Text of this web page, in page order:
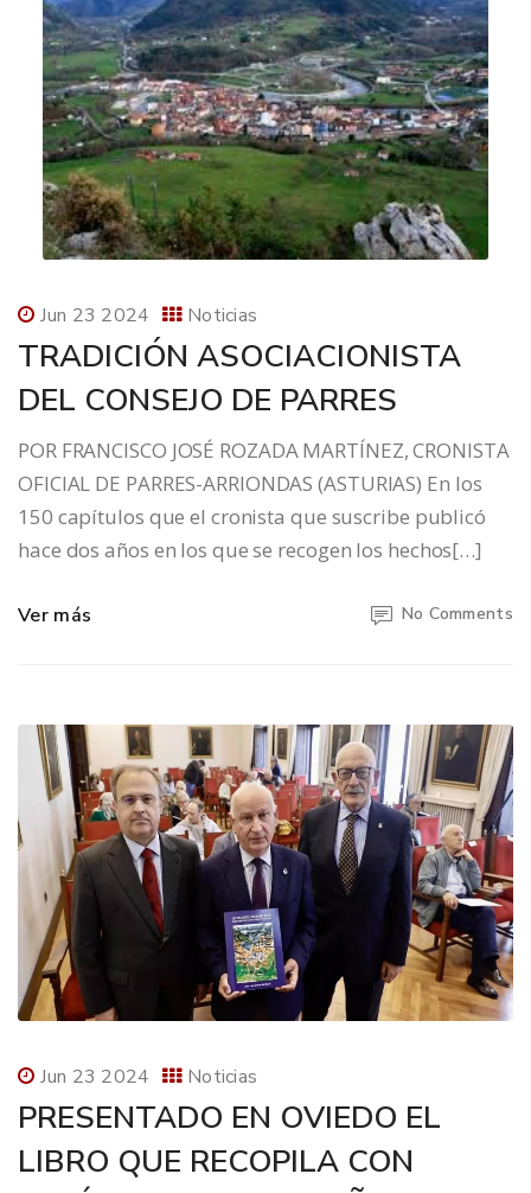
Jun 23 2024 Noticias
TRADICIÓN ASOCIACIONISTA
DEL CONSEJO DE PARRES
POR FRANCISCO JOSÉ ROZADA MARTÍNEZ, CRONISTA
OFICIAL DE PARRES-ARRIONDAS (ASTURIAS) En los
150 capítulos que el cronista que suscribe publicó
hace dos años en los que se recogen los hechos[…]
Ver más No Comments
Jun 23 2024 Noticias
PRESENTADO EN OVIEDO EL
LIBRO QUE RECOPILA CON